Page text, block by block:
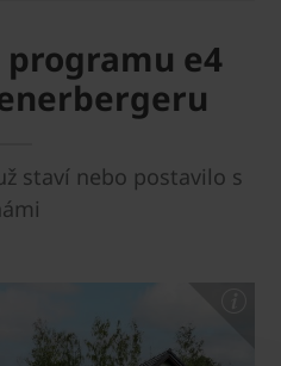
programu e4
staví nebo postavilo s